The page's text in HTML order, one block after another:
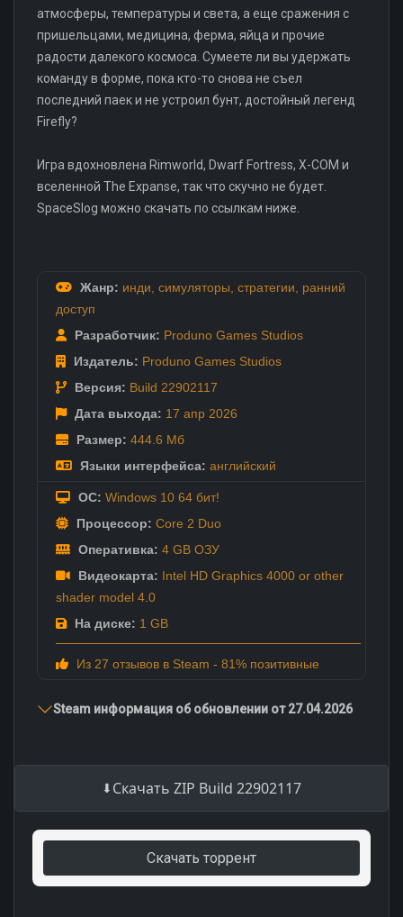
атмосферы, температуры и света, а еще сражения с
пришельцами, медицина, ферма, яйца и прочие
радости далекого космоса. Сумеете ли вы удержать
команду в форме, пока кто-то снова не съел
последний паек и не устроил бунт, достойный легенд
Firefly?
Игра вдохновлена Rimworld, Dwarf Fortress, X-COM и
вселенной The Expanse, так что скучно не будет.
SpaceSlog можно скачать по ссылкам ниже.
Жанр: инди симуляторы стратегии
ранний
доступ
Разработчик: Produno Games Studios
Издатель: Produno Games Studios
Версия: Build 22902117
Дата выхода: 17 апр 2026
Размер: 444.6 Мб
Языки интерфейса: английский
ОС: Windows 10 64 бит!
Процессор: Core 2 Duo
Оперативка: 4 GB ОЗУ
Видеокарта: Intel HD Graphics 4000 or other
shader model 4.0
На диске: 1 GB
Из 27 отзывов в Steam - 81% позитивные
Steam информация об обновлении от 27.04.2026
Скачать ZIP Build 22902117
Скачать торрент